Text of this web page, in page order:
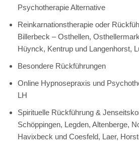
Psychotherapie Alternative
Reinkarnationstherapie oder
Billerbeck – Osthellen,
Hüynck, Kentrup und Langenhorst,
Besondere Rückführungen
Online Hypnosepraxis und
LH
Spirituelle Rückführung &
Schöppingen, Legden, Altenberge,
Havixbeck und Coesfeld, Laer,